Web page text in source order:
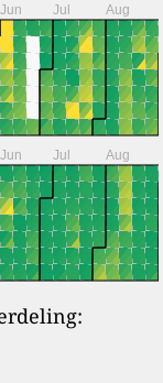
Jun Jul Aug
Jun Jul Aug